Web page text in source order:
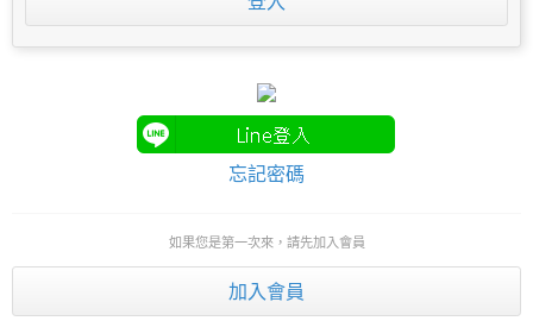
忘記密碼
如果您是第一次來，請先加入會員
加入會員